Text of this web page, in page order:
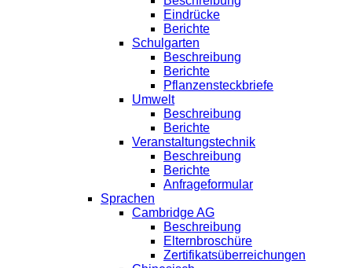
Eindrücke
Berichte
Schulgarten
Beschreibung
Berichte
Pflanzensteckbriefe
Umwelt
Beschreibung
Berichte
Veranstaltungstechnik
Beschreibung
Berichte
Anfrageformular
Sprachen
Cambridge AG
Beschreibung
Elternbroschüre
Zertifikatsüberreichungen